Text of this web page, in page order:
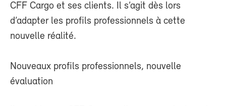
CFF Cargo et ses clients. Il s’agit dès lors
d’adapter les profils professionnels à cette
nouvelle réalité.
Nouveaux profils professionnels, nouvelle
évaluation